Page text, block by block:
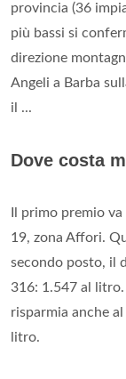
provincia (36
più bassi si
direzione
Angeli a Barba
il ...
Dove costa
Il primo premio
19, zona Affori.
secondo posto, il
316: 1.547 al litro.
risparmia anche
litro.